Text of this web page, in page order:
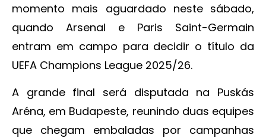
momento mais aguardado neste sábado,
quando Arsenal e Paris Saint-Germain
entram em campo para decidir o título da
UEFA Champions League 2025/26.
A grande final será disputada na Puskás
Aréna, em Budapeste, reunindo duas equipes
que chegam embaladas por campanhas